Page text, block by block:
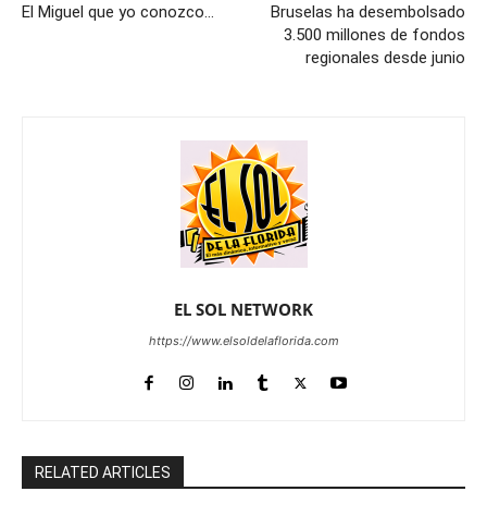
El Miguel que yo conozco…
Bruselas ha desembolsado
3.500 millones de fondos
regionales desde junio
EL SOL NETWORK
https://www.elsoldelaflorida.com
RELATED ARTICLES